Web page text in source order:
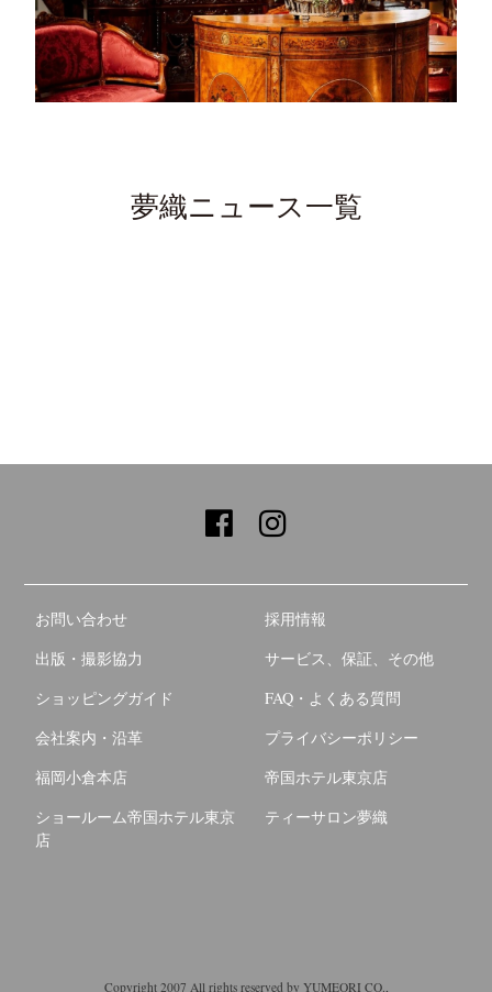
夢織ニュース一覧
お問い合わせ
採用情報
出版・撮影協力
サービス、保証、その他
ショッピングガイド
FAQ・よくある質問
会社案内・沿革
プライバシーポリシー
福岡小倉本店
帝国ホテル東京店
ショールーム帝国ホテル東京
店
ティーサロン夢織
Copyright 2007 All rights reserved by YUMEORI CO.,